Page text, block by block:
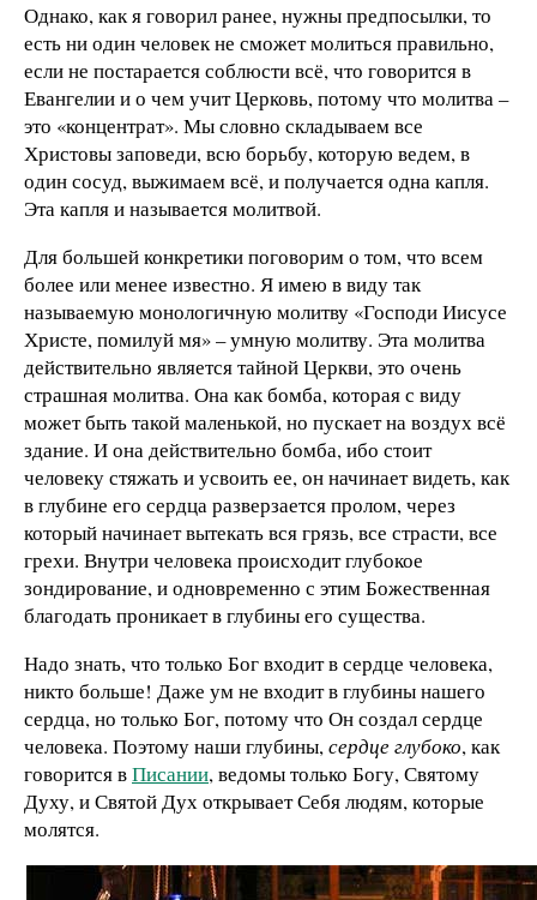
Однако, как я говорил ранее, нужны предпосылки, то
есть ни один человек не сможет молиться правильно,
если не постарается соблюсти всё, что говорится в
Евангелии и о чем учит Церковь, потому что молитва –
это «концентрат». Мы словно складываем все
Христовы заповеди, всю борьбу, которую ведем, в
один сосуд, выжимаем всё, и получается одна капля.
Эта капля и называется молитвой.
Для большей конкретики поговорим о том, что всем
более или менее известно. Я имею в виду так
называемую монологичную молитву «Господи Иисусе
Христе, помилуй мя» – умную молитву. Эта молитва
действительно является тайной Церкви, это очень
страшная молитва. Она как бомба, которая с виду
может быть такой маленькой, но пускает на воздух всё
здание. И она действительно бомба, ибо стоит
человеку стяжать и усвоить ее, он начинает видеть, как
в глубине его сердца разверзается пролом, через
который начинает вытекать вся грязь, все страсти, все
грехи. Внутри человека происходит глубокое
зондирование, и одновременно с этим Божественная
благодать проникает в глубины его существа.
Надо знать, что только Бог входит в сердце человека,
никто больше! Даже ум не входит в глубины нашего
сердца, но только Бог, потому что Он создал сердце
человека. Поэтому наши глубины,сердце глубоко, как
говорится вПисании, ведомы только Богу, Святому
Духу, и Святой Дух открывает Себя людям, которые
молятся.